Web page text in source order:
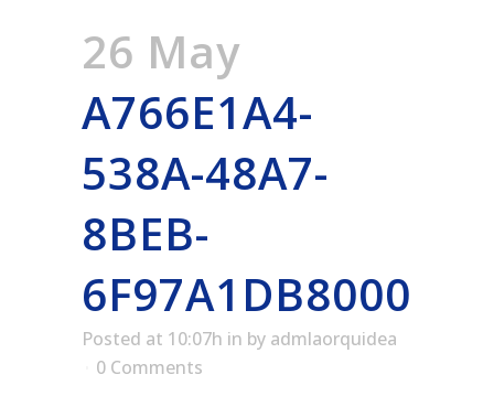
26 May
A766E1A4-
538A-48A7-
8BEB-
6F97A1DB8000
Posted at 10:07h in by admlaorquidea
0 Comments